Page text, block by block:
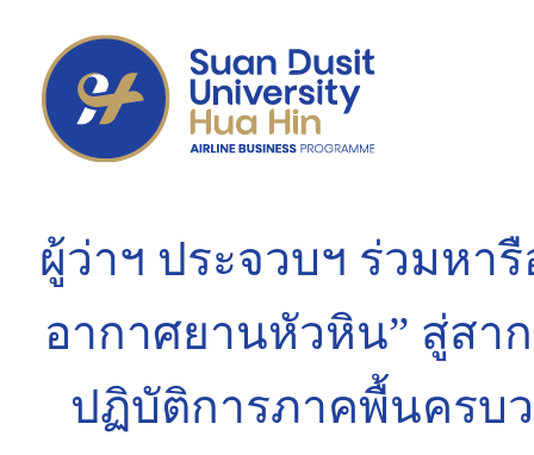
ผู้ว่าฯ ประจวบฯ ร่วมหา
อากาศยานหัวหิน” สู่สา
ปฏิบัติการภาคพื้นครบ